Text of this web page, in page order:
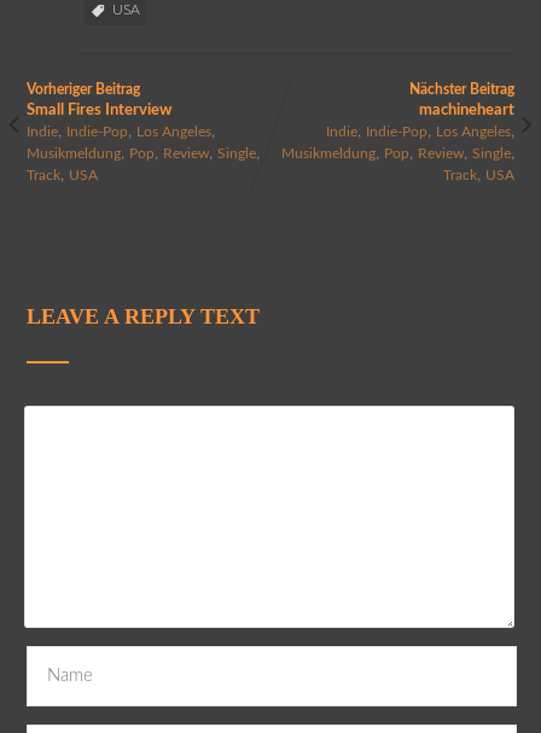
USA
Vorheriger Beitrag
Small Fires Interview
Indie, Indie-Pop Los Angeles,
Musikmeldung, Pop Review, Single,
Track, USA
Nächster Beitrag
machineheart
Indie Indie-Pop Los Angeles
Musikmeldung Pop Review ,Single
Track USA
LEAVE A REPLY TEXT